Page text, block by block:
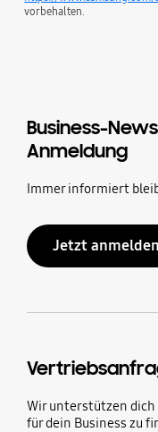
vorbehalten.
Business-
Anmeldung
Immer informiert
Jetzt anmelden
Wir unterstützen dich
für dein Business zu